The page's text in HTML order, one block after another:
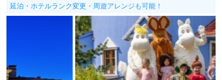
延泊・ホテルランク変更・周遊アレンジも可能！